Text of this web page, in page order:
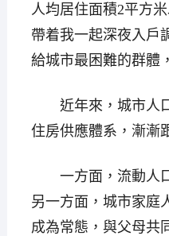
人均居住面積2平方
帶着我一起深夜入戶
給城市最困難的群體
近年來，城市人口
住房供應體系，漸漸
一方面，流動人口
另一方面，城市家庭
成為常態，與父母共